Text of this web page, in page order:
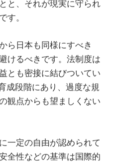
と、それが現実に守られ
す。
ら日本も同様にすべき
けるべきです。法制度は
とも密接に結びついてい
成段階にあり、過度な規
観点からも望ましくない
一定の自由が認められて
全性などの基準は国際的